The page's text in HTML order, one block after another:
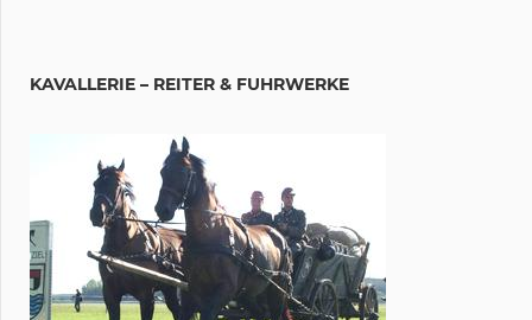
KAVALLERIE – REITER & FUHRWERKE